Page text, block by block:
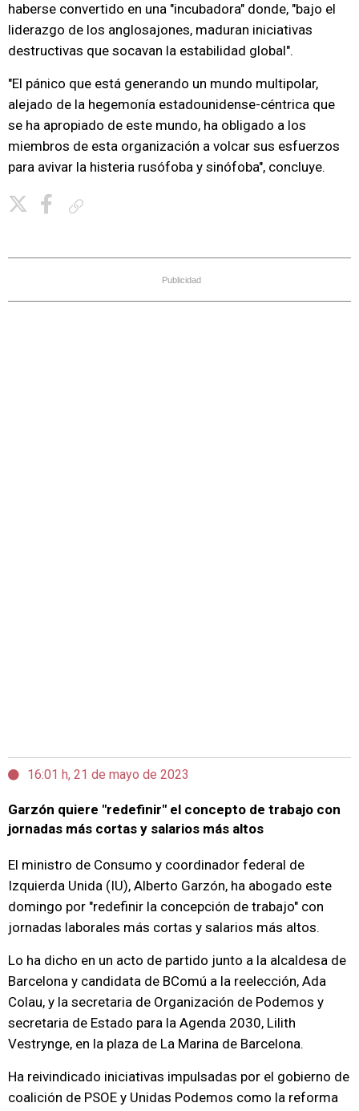
haberse convertido en una "incubadora" donde, "bajo el
liderazgo de los anglosajones, maduran iniciativas
destructivas que socavan la estabilidad global".
"El pánico que está generando un mundo multipolar,
alejado de la hegemonía estadounidense-céntrica que
se ha apropiado de este mundo, ha obligado a los
miembros de esta organización a volcar sus esfuerzos
para avivar la histeria rusófoba y sinófoba", concluye.
Publicidad
16:01 h, 21 de mayo de 2023
Garzón quiere "redefinir" el concepto de trabajo con
jornadas más cortas y salarios más altos
El ministro de Consumo y coordinador federal de
Izquierda Unida (IU), Alberto Garzón, ha abogado este
domingo por "redefinir la concepción de trabajo" con
jornadas laborales más cortas y salarios más altos.
Lo ha dicho en un acto de partido junto a la alcaldesa de
Barcelona y candidata de BComú a la reelección, Ada
Colau, y la secretaria de Organización de Podemos y
secretaria de Estado para la Agenda 2030, Lilith
Vestrynge, en la plaza de La Marina de Barcelona.
Ha reivindicado iniciativas impulsadas por el gobierno de
coalición de PSOE y Unidas Podemos como la reforma